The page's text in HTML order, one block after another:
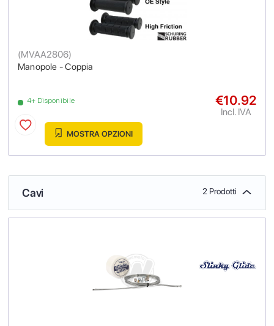
Manopole - Coppia
(MVAA2806)
4+ Disponibile €10.92
Incl. IVA
MOSTRA OPZIONI
Cavi 2 Prodotti